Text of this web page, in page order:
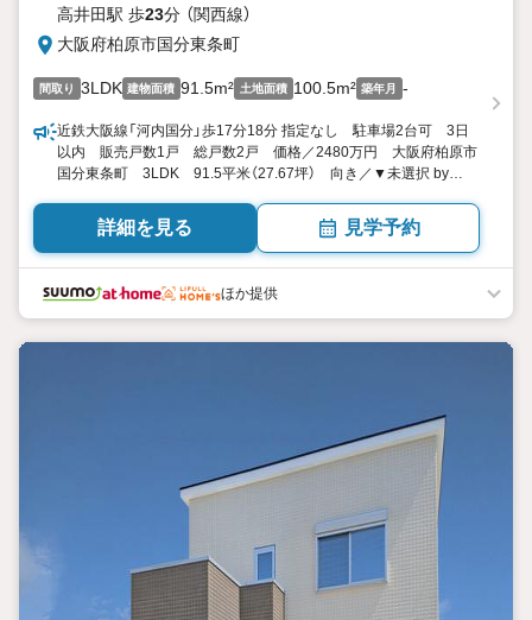
高井田駅 歩23分 （関西線）
大阪府柏原市国分東条町
間取り 3LDK 建物面積 91.5m² 土地面積 100.5m² 築年月 -
近鉄大阪線「河内国分」歩17分18分 指定なし 駐車場2台可 3日
以内 販売戸数1戸 総戸数2戸 価格／2480万円 大阪府柏原市
国分東条町 3LDK 91.5平米（27.67坪） 向き／▼未選択 by
詳細を見る 見学予約
ほか提供